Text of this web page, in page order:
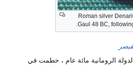
Roman silver
Gaul 48 BC,
الرومانية مائة عام ، حطمت في